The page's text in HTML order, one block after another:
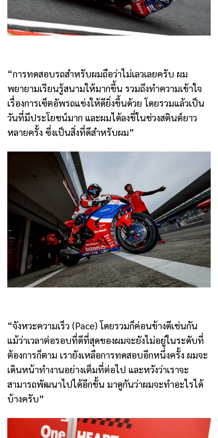
“การทดสอบรถสำหรับผมถือว่าไม่เลวเลยครับ ผม
พยายามเรียนรู้สนามให้มากขึ้น รวมถึงทำความเข้าใจ
เรื่องการเซ็ตอัพรถแข่งให้ดียิ่งขึ้นด้วย โดยรวมแล้วเป็น
วันที่มีประโยชน์มาก และผมได้ลงขี่ในช่วงสตินต์ยาว
หลายครั้ง ซึ่งเป็นสิ่งที่ดีสำหรับผม”
“จังหวะความเร็ว (Pace) โดยรวมก็ค่อนข้างดีเช่นกัน
แม้ว่าเวลาต่อรอบที่ดีที่สุดของผมจะยังไม่อยู่ในระดับที่
ต้องการก็ตาม เรายังเหลือการทดสอบอีกหนึ่งครั้ง ผมจะ
เดินหน้าทำงานอย่างเต็มที่ต่อไป และหวังว่าเราจะ
สามารถพัฒนาไปได้อีกขั้น มาดูกันว่าผมจะทำอะไรได้
บ้างครับ”